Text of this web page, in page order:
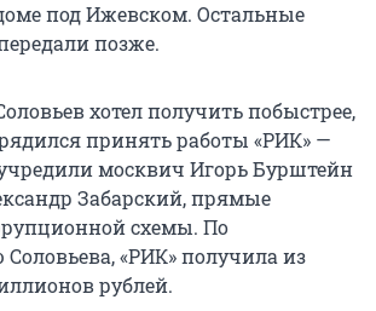
под Ижевском. Остальные
позже.
хотел получить побыстрее,
принять работы «РИК» —
москвич Игорь Бурштейн
Забарский, прямые
схемы. По
«РИК» получила из
рублей.